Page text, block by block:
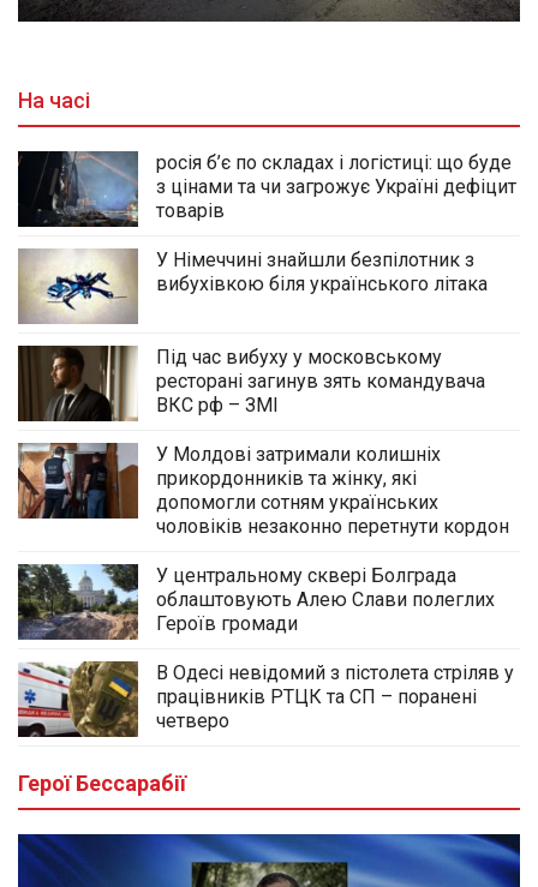
На часі
росія б’є по складах і логістиці: що буде
з цінами та чи загрожує Україні дефіцит
товарів
У Німеччині знайшли безпілотник з
вибухівкою біля українського літака
Під час вибуху у московському
ресторані загинув зять командувача
ВКС рф – ЗМІ
У Молдові затримали колишніх
прикордонників та жінку, які
допомогли сотням українських
чоловіків незаконно перетнути кордон
У центральному сквері Болграда
облаштовують Алею Слави полеглих
Героїв громади
В Одесі невідомий з пістолета стріляв у
працівників РТЦК та СП – поранені
четверо
Герої Бессарабії